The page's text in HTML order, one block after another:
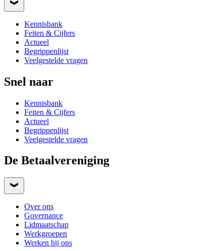
Kennisbank
Feiten & Cijfers
Actueel
Begrippenlijst
Veelgestelde vragen
Snel naar
Kennisbank
Feiten & Cijfers
Actueel
Begrippenlijst
Veelgestelde vragen
De Betaalvereniging
Over ons
Governance
Lidmaatschap
Werkgroepen
Werken bij ons